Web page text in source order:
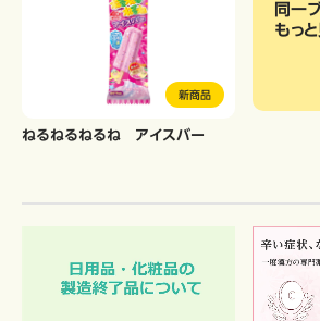
新商品
ねるねるねるね アイスバー
同一
もっ